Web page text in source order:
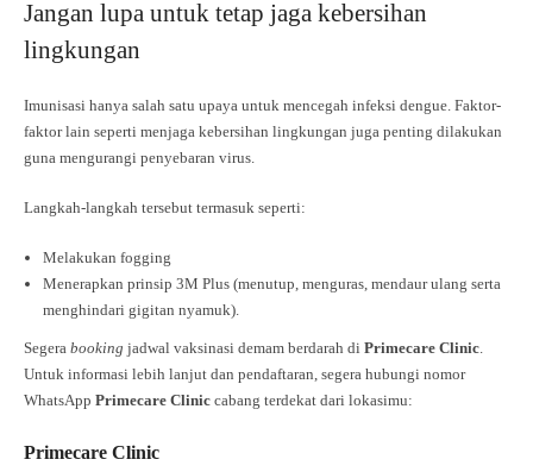
Jangan lupa untuk tetap jaga kebersihan
lingkungan
Imunisasi hanya salah satu upaya untuk mencegah infeksi dengue. Faktor-
faktor lain seperti menjaga kebersihan lingkungan juga penting dilakukan
guna mengurangi penyebaran virus.
Langkah-langkah tersebut termasuk seperti:
Melakukan fogging
Menerapkan prinsip 3M Plus (menutup, menguras, mendaur ulang serta
menghindari gigitan nyamuk).
Segera booking jadwal vaksinasi demam berdarah di Primecare Clinic
Untuk informasi lebih lanjut dan pendaftaran, segera hubungi nomor
WhatsApp Primecare Clinic cabang terdekat dari lokasimu:
Primecare Clinic